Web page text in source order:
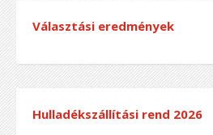
Választási eredmények
Hulladékszállítási rend 2026